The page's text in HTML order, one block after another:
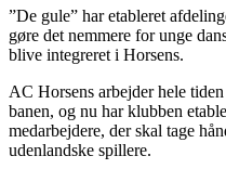
”De gule” har etableret
gøre det nemmere for unge
blive integreret i Horsens.
AC Horsens arbejder hele
banen, og nu har klubben
medarbejdere, der skal tage
udenlandske spillere.